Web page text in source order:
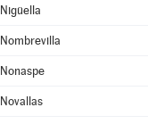
Nigüella
Nombrevilla
Nonaspe
Novallas